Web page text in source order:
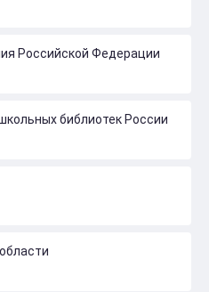
Российской Федерации
библиотек России